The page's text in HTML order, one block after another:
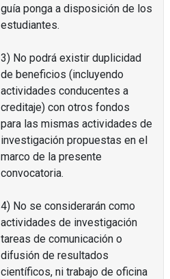
guía ponga a disposición de los
estudiantes.
3) No podrá existir duplicidad
de beneficios (incluyendo
actividades conducentes a
creditaje) con otros fondos
para las mismas actividades de
investigación propuestas en el
marco de la presente
convocatoria.
4) No se considerarán como
actividades de investigación
tareas de comunicación o
difusión de resultados
científicos, ni trabajo de oficina